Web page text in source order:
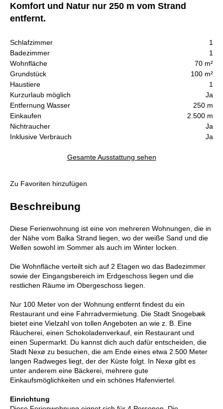
Komfort und Natur nur 250 m vom Strand
entfernt.
Schlafzimmer
1
Badezimmer
1
Wohnfläche
70 m²
Grundstück
100 m²
Haustiere
1
Kurzurlaub möglich
Ja
Entfernung Wasser
250 m
Einkaufen
2.500 m
Nichtraucher
Ja
Inklusive Verbrauch
Ja
Gesamte Ausstattung sehen
Zu Favoriten hinzufügen
Beschreibung
Diese Ferienwohnung ist eine von mehreren Wohnungen, die in
der Nähe vom Balka Strand liegen, wo der weiße Sand und die
Wellen sowohl im Sommer als auch im Winter locken.
Die Wohnfläche verteilt sich auf 2 Etagen wo das Badezimmer
sowie der Eingangsbereich im Erdgeschoss liegen und die
restlichen Räume im Obergeschoss liegen.
Nur 100 Meter von der Wohnung entfernt findest du ein
Restaurant und eine Fahrradvermietung. Die Stadt Snogebæk
bietet eine Vielzahl von tollen Angeboten an wie z. B. Eine
Räucherei, einen Schokoladenverkauf, ein Restaurant und
einen Supermarkt. Du kannst dich auch dafür entscheiden, die
Stadt Nexø zu besuchen, die am Ende eines etwa 2.500 Meter
langen Radweges liegt, der der Küste folgt. In Nexø gibt es
unter anderem eine Bäckerei, mehrere gute
Einkaufsmöglichkeiten und ein schönes Hafenviertel.
Einrichtung